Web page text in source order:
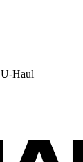
U-Haul